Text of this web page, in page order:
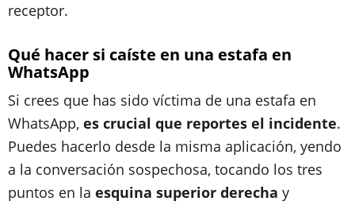
receptor.
Qué hacer si caíste en una estafa en
WhatsApp
Si crees que has sido víctima de una estafa en
WhatsApp, es crucial que reportes el incidente.
Puedes hacerlo desde la misma aplicación, yendo
a la conversación sospechosa, tocando los tres
puntos en la esquina superior derecha y